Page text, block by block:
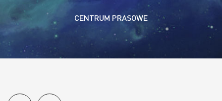
CENTRUM PRASOWE